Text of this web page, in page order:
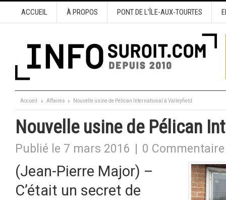
ACCUEIL À PROPOS PONT DE L’ÎLE-AUX-TOURTES
Accueil Affaires Nouvelle usine de Pélican International à Valleyfield
Nouvelle usine de Pélican
Publié le 7 mars 2016 0 Commentaire
(Jean-Pierre Major) –
C’était un secret de